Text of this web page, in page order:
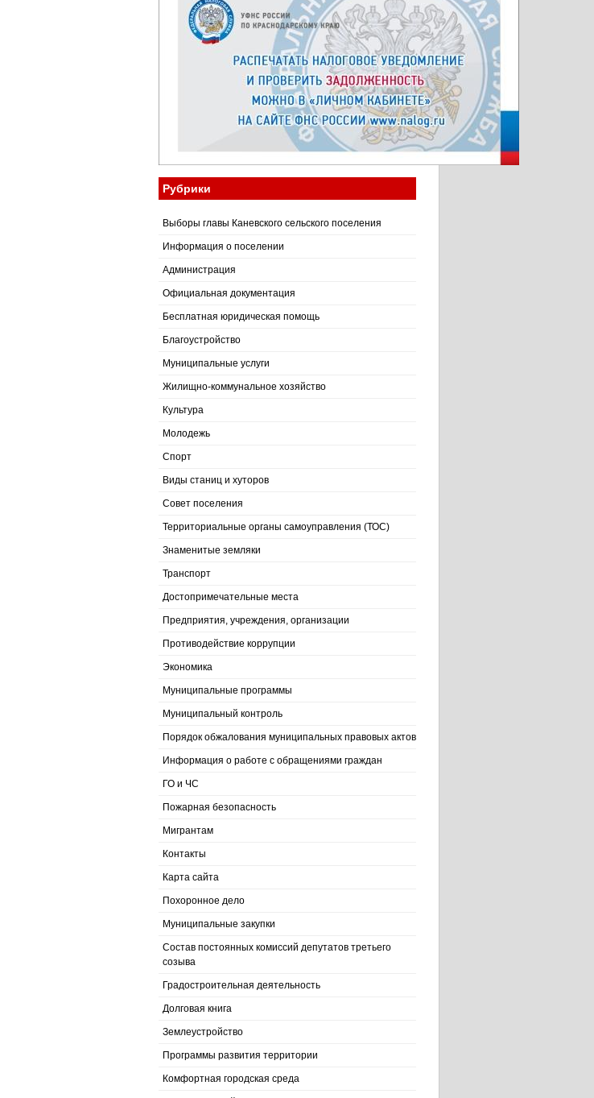
Рубрики
Выборы главы Каневского сельского поселения
Информация о поселении
Администрация
Официальная документация
Бесплатная юридическая помощь
Благоустройство
Муниципальные услуги
Жилищно-коммунальное хозяйство
Культура
Молодежь
Спорт
Виды станиц и хуторов
Совет поселения
Территориальные органы самоуправления (ТОС)
Знаменитые земляки
Транспорт
Достопримечательные места
Предприятия, учреждения, организации
Противодействие коррупции
Экономика
Муниципальные программы
Муниципальный контроль
Порядок обжалования муниципальных правовых актов
Информация о работе с обращениями граждан
ГО и ЧС
Пожарная безопасность
Мигрантам
Контакты
Карта сайта
Похоронное дело
Муниципальные закупки
Состав постоянных комиссий депутатов третьего
созыва
Градостроительная деятельность
Долговая книга
Землеустройство
Программы развития территории
Комфортная городская среда